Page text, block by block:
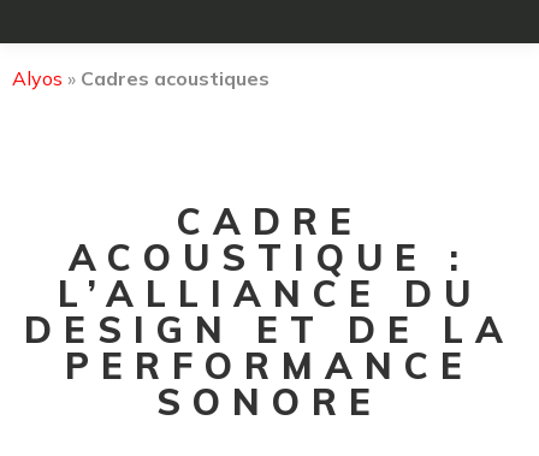
Alyos » Cadres acoustiques
CADRE
ACOUSTIQUE :
L’ALLIANCE DU
DESIGN ET DE LA
PERFORMANCE
SONORE